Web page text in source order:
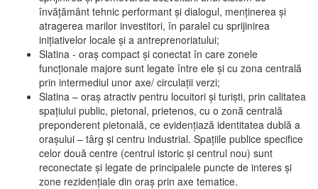
învăţământ tehnic performant şi dialogul, menţinerea şi
atragerea marilor investitori, în paralel cu sprijinirea
iniţiativelor locale şi a antreprenoriatului;
Slatina - oraş compact şi conectat în care zonele
funcţionale majore sunt legate între ele şi cu zona centrală
prin intermediul unor axe/ circulații verzi;
Slatina – oraş atractiv pentru locuitori şi turişti, prin calitatea
spaţiului public, pietonal, prietenos, cu o zonă centrală
preponderent pietonală, ce evidenţiază identitatea dublă a
oraşului – târg şi centru industrial. Spaţiile publice specifice
celor două centre (centrul istoric şi centrul nou) sunt
reconectate şi legate de principalele puncte de interes şi
zone rezidenţiale din oraş prin axe tematice.